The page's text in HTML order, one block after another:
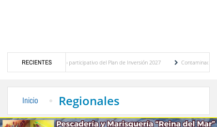
RECIENTES
participativo del Plan de Inversión 2027
Contaminación y
Inicio Regionales